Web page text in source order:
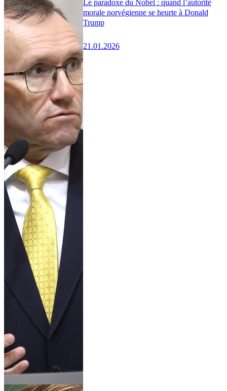
Le paradoxe du Nobel : quand l’autorité
morale norvégienne se heurte à Donald
Trump
21.01.2026